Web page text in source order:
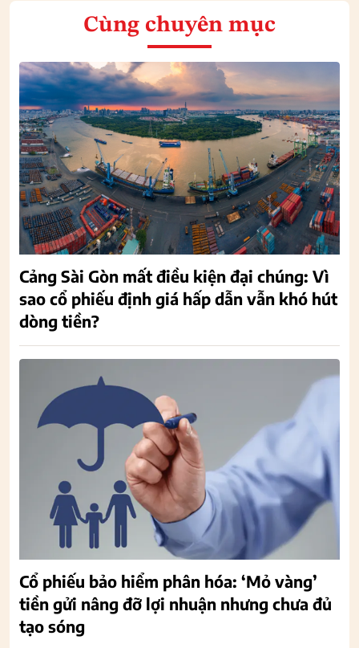
Cùng chuyên mục
Cảng Sài Gòn mất điều kiện đại chúng: Vì
sao cổ phiếu định giá hấp dẫn vẫn khó hút
dòng tiền?
Cổ phiếu bảo hiểm phân hóa: ‘Mỏ vàng’
tiền gửi nâng đỡ lợi nhuận nhưng chưa đủ
tạo sóng